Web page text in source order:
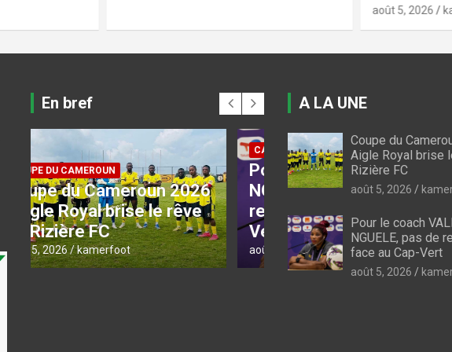
kamerfoot
En bref
CAN FEMININE 2026
Pour le coach VALENTINE
NGUELE, pas de
relâchement face au Cap-
Vert
août 5, 2026 kamerfoot
CAN FEMININE 2026
Esther Mayi Kith lors
conférence de
d’avant-match face au
Cap-Vert
août 5, 2026 kamerfoot
A LA UNE
Coupe du
Aigle Royal brise
Rizière FC
août 5, 2026
Pour le coach
NGUELE, pas de
face au Cap-Vert
août 5, 2026